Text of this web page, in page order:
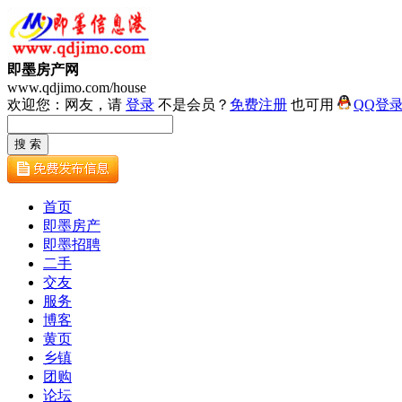
即墨房产网
www.qdjimo.com/house
欢迎您：网友，请 登录 不是会员？ 免费注册 也可用 QQ登
首页
即墨房产
即墨招聘
二手
交友
服务
博客
黄页
乡镇
团购
论坛